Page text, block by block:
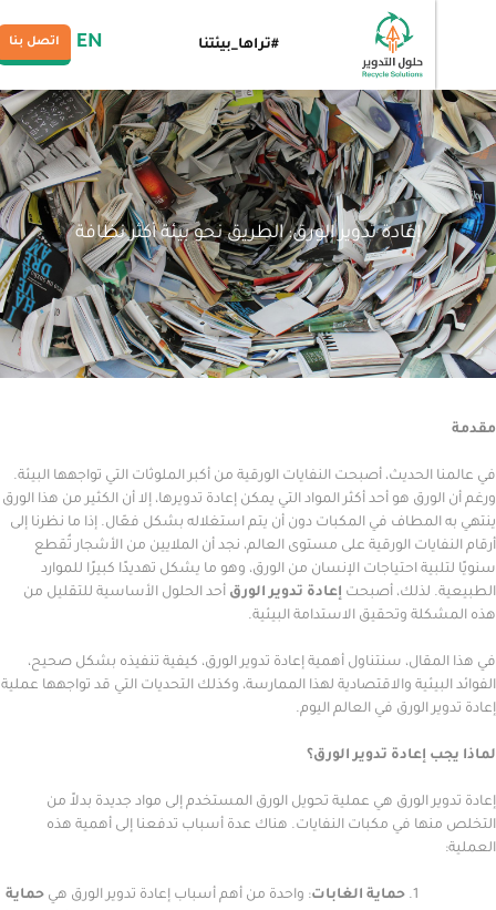
#تراها_بيئتنا اتصل بنا
إعادة تدوير الورق: الطريق نحو بيئة أكثر نظافة
أصبحت النفايات الورقية من أكبر الملوثات التي تواجهها البيئة.
هو أحد أكثر المواد التي يمكن إعادة تدويرها، إلا أن الكثير من هذا الورق
في المكبات دون أن يتم استغلاله بشكل فعّال. إذا ما نظرنا إلى
الورقية على مستوى العالم، نجد أن الملايين من الأشجار تُقطع
احتياجات الإنسان من الورق، وهو ما يشكل تهديدًا كبيرًا للموارد
لذلك، أصبحتإعادة تدوير الورقأحد الحلول الأساسية للتقليل من
وتحقيق الاستدامة البيئية.
سنتناول أهمية إعادة تدوير الورق، كيفية تنفيذه بشكل صحيح،
والاقتصادية لهذا الممارسة، وكذلك التحديات التي قد تواجهها عملية
الورق في العالم اليوم.
إعادة تدوير الورق؟
الورق هي عملية تحويل الورق المستخدم إلى مواد جديدة بدلاً من
في مكبات النفايات. هناك عدة أسباب تدفعنا إلى أهمية هذه
حماية الغابات: واحدة من أهم أسباب إعادة تدوير الورق هيحماية